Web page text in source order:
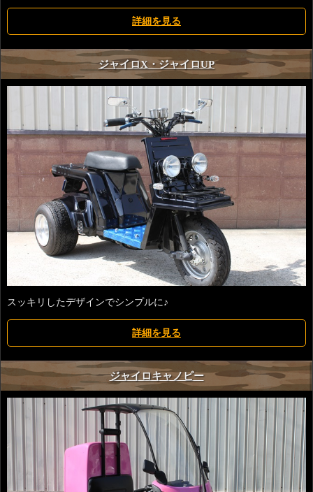
詳細を見る
ジャイロX・ジャイロUP
スッキリしたデザインでシンプルに♪
詳細を見る
ジャイロキャノピー